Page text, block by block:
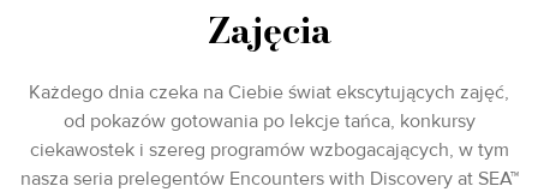
Zajęcia
Każdego dnia czeka na Ciebie świat ekscytujących zajęć,
od pokazów gotowania po lekcje tańca, konkursy
ciekawostek i szereg programów wzbogacających, w tym
nasza seria prelegentów Encounters with Discovery at SEA™